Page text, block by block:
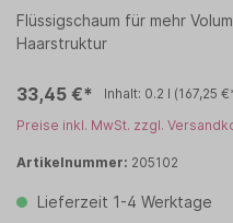
Flüssigschaum für mehr
Haarstruktur
33,45 €* Inhalt: 0.2 l (167,25
Preise inkl. MwSt. zzgl.
Artikelnummer: 205102
Lieferzeit 1-4 Werktage